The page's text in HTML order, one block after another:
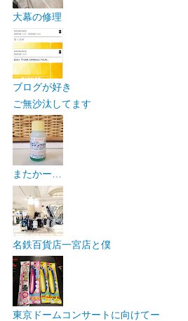
大幕の修理
ブログが好き
ご無沙汰してます
またかー…
名鉄百貨店一宮店と僕
東京ドームコンサートに向けてー